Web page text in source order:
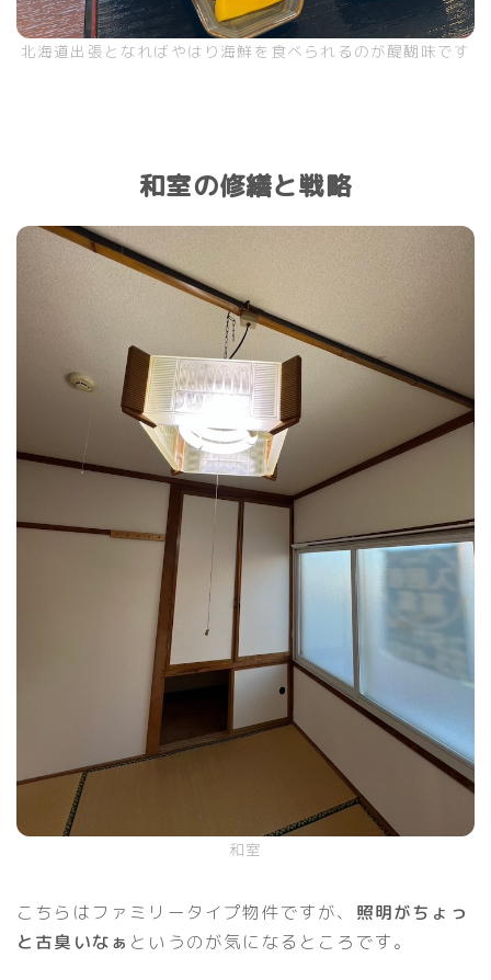
北海道出張となればやはり海鮮を食べられるのが醍醐味です
和室の修繕と戦略
和室
こちらはファミリータイプ物件ですが、 照明がちょっ
と古臭いなぁ というのが気になるところです。